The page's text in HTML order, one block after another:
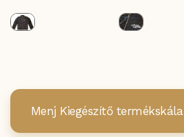
Menj Kiegészítő termékskála